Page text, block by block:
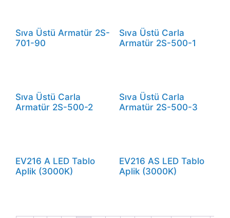
Sıva Üstü Armatür 2S-
701-90
Sıva Üstü Carla
Armatür 2S-500-1
Sıva Üstü Carla
Armatür 2S-500-2
Sıva Üstü Carla
Armatür 2S-500-3
EV216 A LED Tablo
Aplik (3000K)
EV216 AS LED Tablo
Aplik (3000K)